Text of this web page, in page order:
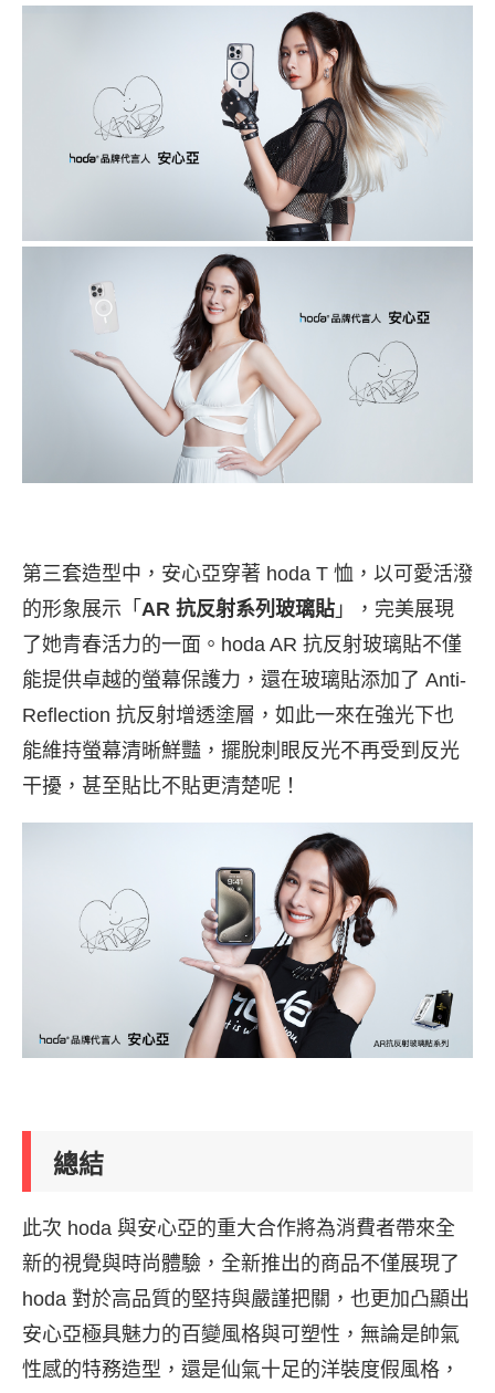
第三套造型中，安心亞穿著 hoda T 恤，以可愛活潑
的形象展示「 AR 抗反射系列玻璃貼 」，完美展現
了她青春活力的一面。hoda AR 抗反射玻璃貼不僅
能提供卓越的螢幕保護力，還在玻璃貼添加了 Anti-
Reflection 抗反射增透塗層，如此一來在強光下也
能維持螢幕清晰鮮豔，擺脫刺眼反光不再受到反光
干擾，甚至貼比不貼更清楚呢！
總結
此次 hoda 與安心亞的重大合作將為消費者帶來全
新的視覺與時尚體驗，全新推出的商品不僅展現了
hoda 對於高品質的堅持與嚴謹把關，也更加凸顯出
安心亞極具魅力的百變風格與可塑性，無論是帥氣
性感的特務造型，還是仙氣十足的洋裝度假風格，